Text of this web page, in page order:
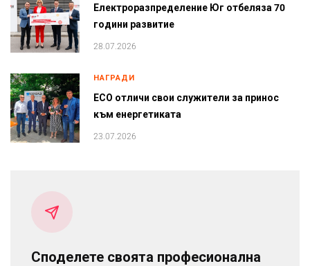
Електроразпределение Юг отбеляза 70
години развитие
28.07.2026
НАГРАДИ
ЕСО отличи свои служители за принос
към енергетиката
23.07.2026
Споделете своята професионална